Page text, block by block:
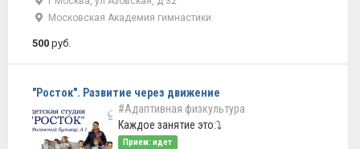
Московская Академия гимнастики
500 руб.
"Росток". Развитие через движение
#Адаптивная физкультура
Каждое занятие это:⤵
Прием: идет